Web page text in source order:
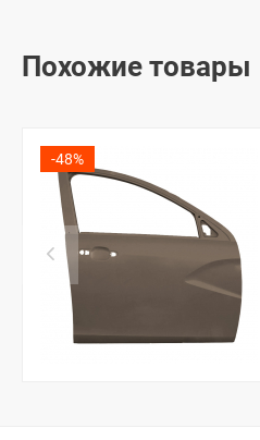
Похожие товары
-48%